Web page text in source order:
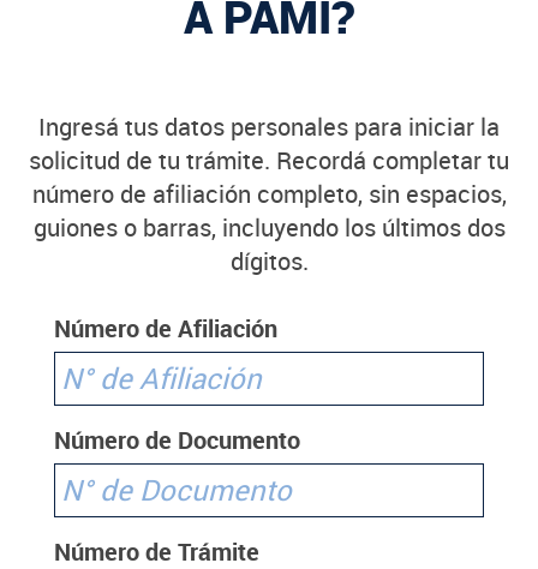
A PAMI?
Ingresá tus datos personales para iniciar la
solicitud de tu trámite. Recordá completar tu
número de afiliación completo, sin espacios,
guiones o barras, incluyendo los últimos dos
dígitos.
Número de Afiliación
Número de Documento
Número de Trámite